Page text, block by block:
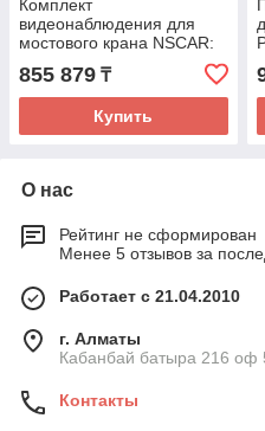
Комплект
видеонаблюдения для
мостового крана NSCAR:
камера с 30-ти кратным
зумом и беспроводным
передатчиком
855 879 ₸
Купить
О нас
Рейтинг не сформирован
Менее 5 отзывов за
Работает с 21.04.2010
г. Алматы
Кабанбай батыра 216 оф
Контакты